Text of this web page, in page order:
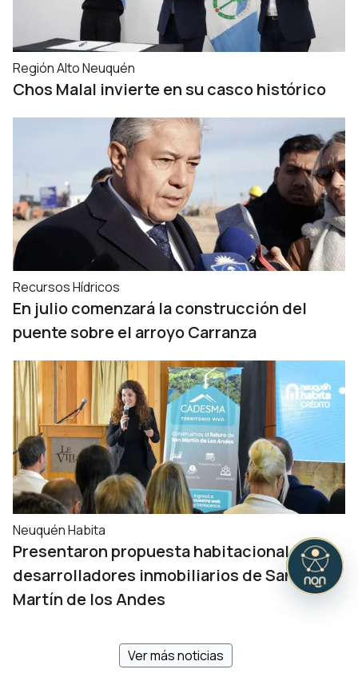
Región Alto Neuquén
Chos Malal invierte en su casco histórico
Recursos Hídricos
En julio comenzará la construcción del
puente sobre el arroyo Carranza
Neuquén Habita
Presentaron propuesta habitacional a
desarrolladores inmobiliarios de San
Martín de los Andes
Ver más noticias